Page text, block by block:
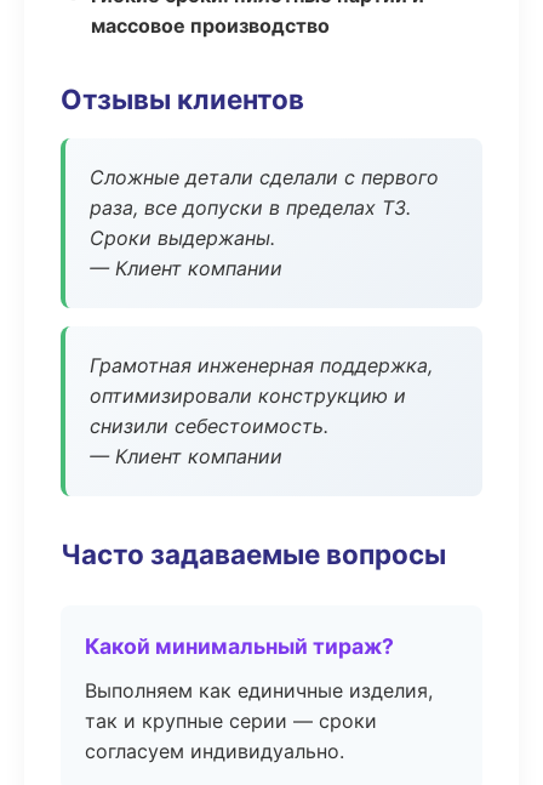
массовое производство
Отзывы клиентов
Сложные детали сделали с первого
раза, все допуски в пределах ТЗ.
Сроки выдержаны.
— Клиент компании
Грамотная инженерная поддержка,
оптимизировали конструкцию и
снизили себестоимость.
— Клиент компании
Часто задаваемые вопросы
Какой минимальный тираж?
Выполняем как единичные изделия,
так и крупные серии — сроки
согласуем индивидуально.